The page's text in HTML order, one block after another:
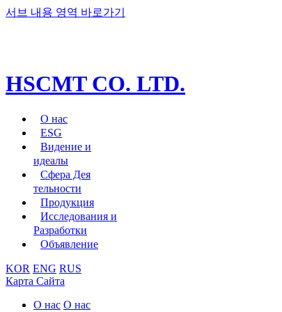
서브 내용 영역 바로가기
HSCMT СО. LTD.
О нас
ESG
Видение и
идеалы
Сфера Дея
тельности
Продукция
Исследования и
Разработки
Объявление
KOR ENG RUS
Карта Сайта
О нас О нас